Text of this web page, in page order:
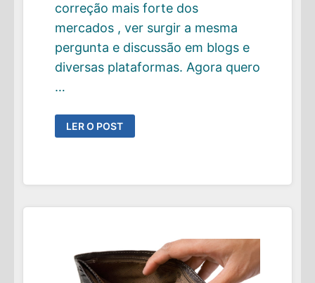
correção mais forte dos
mercados , ver surgir a mesma
pergunta e discussão em blogs e
diversas plataformas. Agora quero
…
O
FIM
DO
LER O POST